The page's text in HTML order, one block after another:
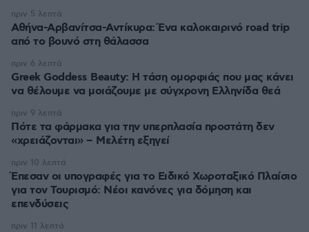
Αθήνα-Αρβανίτσα-Αντίκυρα: Ένα καλοκαιρινό road trip
από το βουνό στη θάλασσα
πριν 5 λεπτά
Greek Goddess Beauty: Η τάση ομορφιάς που μας κάνει
να θέλουμε να μοιάζουμε με σύγχρονη Ελληνίδα θεά
πριν 6 λεπτά
Πότε τα φάρμακα για την υπερπλασία προστάτη δεν
«χρειάζονται» – Μελέτη εξηγεί
πριν 9 λεπτά
Έπεσαν οι υπογραφές για το Ειδικό Χωροταξικό Πλαίσιο
για τον Τουρισμό: Νέοι κανόνες για δόμηση και
επενδύσεις
πριν 10 λεπτά
πριν 11 λεπτά